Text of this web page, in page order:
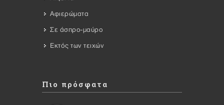
Αφιερώματα
Σε άσπρο-μαύρο
Εκτός των τειχών
Πιο πρόσφατα